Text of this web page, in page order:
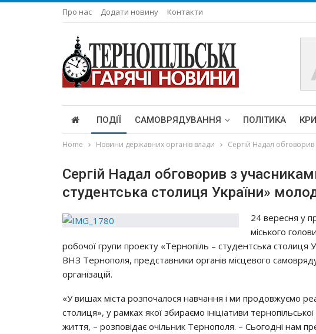
Про нас Додати новину Контакти
ПОДІЇ САМОВРЯДУВАННЯ ПОЛІТИКА
Home Новини державних органів влади Сергій Надал обговорив
Сергій Надал обговорив з
студентська столиця України»
24 вересня у
міського
робочої групи проекту «Тернопіль – студентська столиця
ВНЗ Тернополя, представники органів місцевого
організацій.
«У вишах міста розпочалося навчання і ми продовжуємо
столиця», у рамках якої збираємо ініціативи
життя, – розповідає очільник Тернополя. – Сьогодні нам